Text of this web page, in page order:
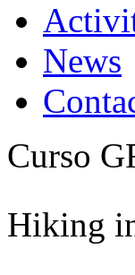
News
Curso
Hiking